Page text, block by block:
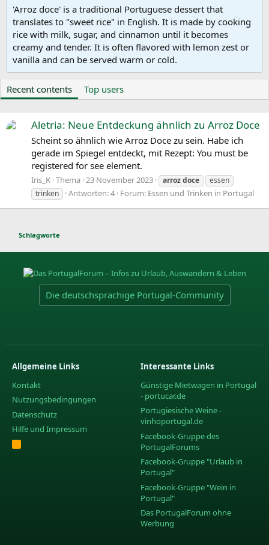
'Arroz doce' is a traditional Portuguese dessert that
translates to "sweet rice" in English. It is made by cooking
rice with milk, sugar, and cinnamon until it becomes
creamy and tender. It is often flavored with lemon zest or
vanilla and can be served warm or cold.
Recent contents Top users
Aletria: Neue Entdeckung ähnlich zu Arroz Doce
Scheint so ähnlich wie Arroz Doce zu sein. Habe ich
gerade im Spiegel entdeckt, mit Rezept: You must be
registered for see element.
Iris_K Thema 23 November 2023 arrozdoce
essen
trinken
Antworten: 4 Forum: Essen und Trinken in Portugal
Schlagworte
Die deutschsprachige Portugal-Community
Allgemeine Links
Kontakt
Nutzungsbedingungen
Datenschutz
Hilfe und Impressum
R
S
Interessante Links
Günstige Mietwagen in Portugal
- portucar.de
Portugiesische Weine -
vinhoportugal.de
Facebook-Gruppe des
PortugalForums
Facebook-Gruppe "Urlaub in
Portugal"
Facebook-Gruppe "Wein in
Portugal"
Das PortugalForum ohne
Werbung